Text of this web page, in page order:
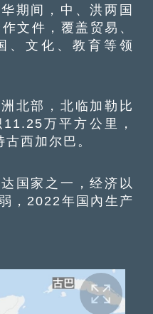
间，中、洪两国
文件，覆盖贸易、
、文化、教育等领
部，北临加勒比
万平方公里，
西加尔巴。
家之一，经济以
，2022年国內生产